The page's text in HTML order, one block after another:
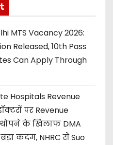
MTS Vacancy 2026:
Released, 10th Pass
Can Apply Through
Hospitals Revenue
पर Revenue
के खिलाफ DMA
कदम, NHRC से Suo